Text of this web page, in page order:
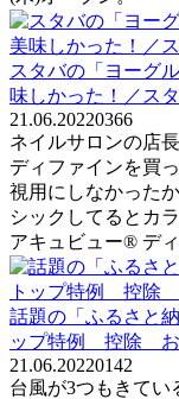
スタバの「ヨーグ
味しかった！／ス
21.06.20220366
ネイルサロンの店
ディファインを買
視用にしなかった
シックしてるとカ
アキュビュー® デ
話題の「ふるさと
ップ特例 控除
21.06.20220142
台風が3つもきてい